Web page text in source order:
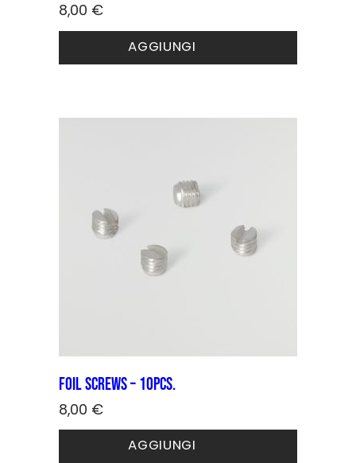
8,00 €
AGGIUNGI
Foil screws – 10pcs.
8,00 €
AGGIUNGI